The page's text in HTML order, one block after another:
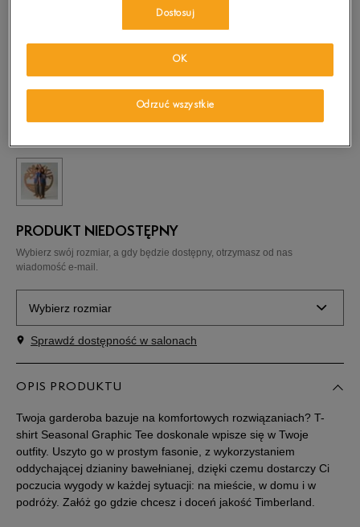
TIMBERLAND T-SHIRT FRONT SEASONAL
PRODUKT NIEDOSTĘPNY
Wybierz swój rozmiar, a gdy będzie dostępny, otrzymasz od nas
wiadomość e-mail.
Wybierz rozmiar
Powiadom o
dostępności
Powiadom o
dostępności
Powiadom o
Sprawdź dostępność w salonach
OPIS PRODUKTU
Twoja garderoba bazuje na komfortowych rozwiązaniach? T-
shirt Seasonal Graphic Tee doskonale wpisze się w Twoje
outfity. Uszyto go w prostym fasonie, z wykorzystaniem
oddychającej dzianiny bawełnianej, dzięki czemu dostarczy Ci
poczucia wygody w każdej sytuacji: na mieście, w domu i w
podróży. Załóż go gdzie chcesz i doceń jakość Timberland.
Dostosuj
Odrzuć wszystkie
OK